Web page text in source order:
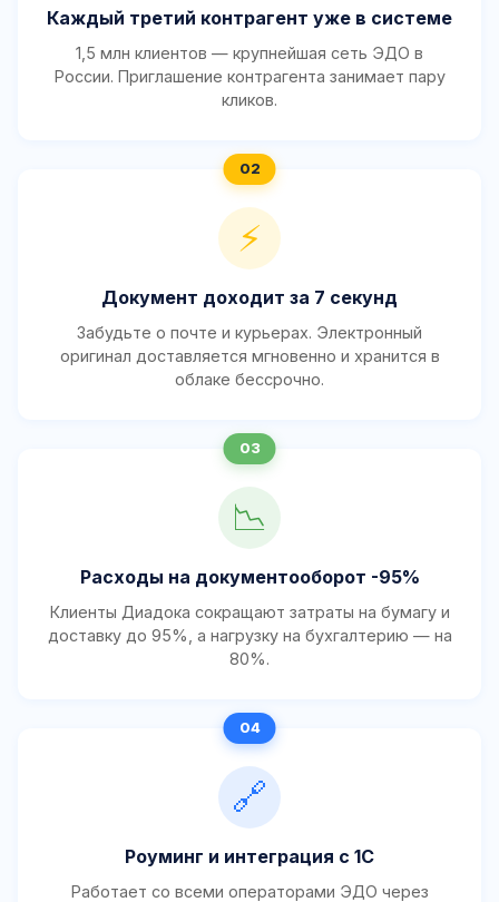
Каждый третий контрагент уже в системе
1,5 млн клиентов — крупнейшая сеть ЭДО в
России. Приглашение контрагента занимает пару
кликов.
⚡
Документ доходит за 7 секунд
Забудьте о почте и курьерах. Электронный
оригинал доставляется мгновенно и хранится в
облаке бессрочно.
📉
Расходы на документооборот -95%
Клиенты Диадока сокращают затраты на бумагу и
доставку до 95%, а нагрузку на бухгалтерию — на
80%.
🔗
Роуминг и интеграция с 1С
Работает со всеми операторами ЭДО через